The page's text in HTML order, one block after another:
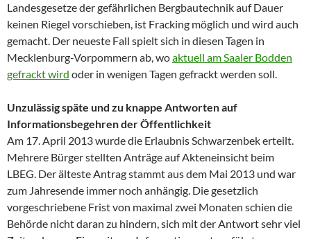
Landesgesetze der gefährlichen Bergbautechnik auf Dauer
keinen Riegel vorschieben, ist Fracking möglich und wird auch
gemacht. Der neueste Fall spielt sich in diesen Tagen in
Mecklenburg-Vorpommern ab, woaktuell am Saaler Bodden
gefrackt wird oder in wenigen Tagen gefrackt werden soll.
Unzulässig späte und zu knappe Antworten auf
Informationsbegehren der Öffentlichkeit
Am 17. April 2013 wurde die Erlaubnis Schwarzenbek erteilt.
Mehrere Bürger stellten Anträge auf Akteneinsicht beim
LBEG. Der älteste Antrag stammt aus dem Mai 2013 und war
zum Jahresende immer noch anhängig. Die gesetzlich
vorgeschriebene Frist von maximal zwei Monaten schien die
Behörde nicht daran zu hindern, sich mit der Antwort sehr viel